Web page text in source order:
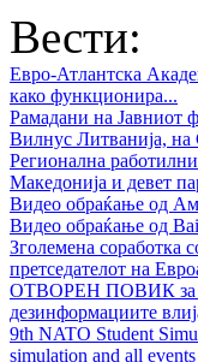
Вести:
Евро-Атлантска
како функционира...
Рамадани на
Вилнус Литванија,
Регионална
Македонија и девет
Видео обраќањe од
Видео обраќање од
Зголемена соработка
претседателот на
ОТВОРЕН ПОВИК за
дезинформациите
9th NATO Student
simulation and all